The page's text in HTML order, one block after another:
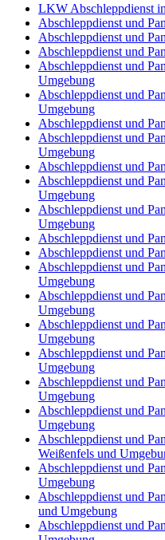
LKW Abschleppdienst
Abschleppdienst und
Abschleppdienst und
Abschleppdienst und
Abschleppdienst und
Umgebung
Abschleppdienst und
Umgebung
Abschleppdienst und
Abschleppdienst und
Umgebung
Abschleppdienst und
Abschleppdienst und
Umgebung
Abschleppdienst und
Umgebung
Abschleppdienst und
Abschleppdienst und
Abschleppdienst und
Umgebung
Abschleppdienst und
Umgebung
Abschleppdienst und
Umgebung
Abschleppdienst und
Umgebung
Abschleppdienst und
Umgebung
Abschleppdienst und
Umgebung
Abschleppdienst und
Weißenfels und
Abschleppdienst und
Umgebung
Abschleppdienst und
und Umgebung
Abschleppdienst und